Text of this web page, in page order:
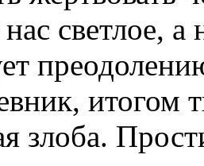
светлое,
итогом
злоба.